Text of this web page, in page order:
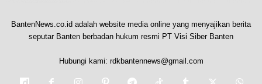
BantenNews.co.id adalah website media online yang menyajikan berita
seputar Banten berbadan hukum resmi PT Visi Siber Banten
Hubungi kami: rdkbantennews@gmail.com